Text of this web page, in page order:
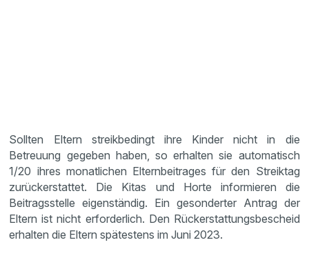
Sollten Eltern streikbedingt ihre Kinder nicht in die
Betreuung gegeben haben, so erhalten sie automatisch
1/20 ihres monatlichen Elternbeitrages für den Streiktag
zurückerstattet. Die Kitas und Horte informieren die
Beitragsstelle eigenständig. Ein gesonderter Antrag der
Eltern ist nicht erforderlich. Den Rückerstattungsbescheid
erhalten die Eltern spätestens im Juni 2023.